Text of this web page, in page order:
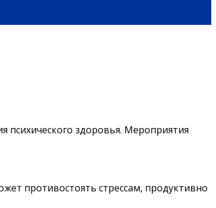
психического здоровья. Мероприятия
противостоять стрессам, продуктивно